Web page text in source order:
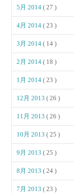
5月 2014( 27 )
4月 2014( 23 )
3月 2014( 14 )
2月 2014( 18 )
1月 2014( 23 )
12月 2013( 26 )
11月 2013( 26 )
10月 2013( 25 )
9月 2013( 25 )
8月 2013( 24 )
7月 2013( 23 )